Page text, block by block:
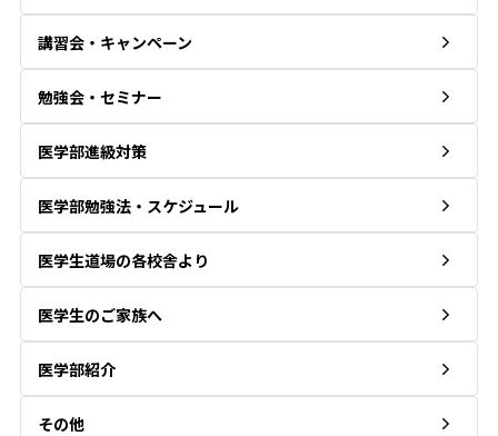
講習会・キャンペーン
勉強会・セミナー
医学部進級対策
医学部勉強法・スケジュール
医学生道場の各校舎より
医学生のご家族へ
医学部紹介
その他